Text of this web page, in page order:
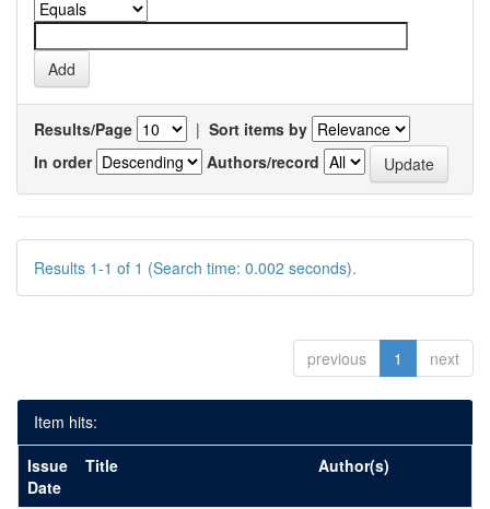
Results/Page | Sort items by
In order
Authors/record
Results 1-1 of 1 (Search time: 0.002 seconds).
previous 1 next
Item hits:
Issue
Date
Title Author(s)